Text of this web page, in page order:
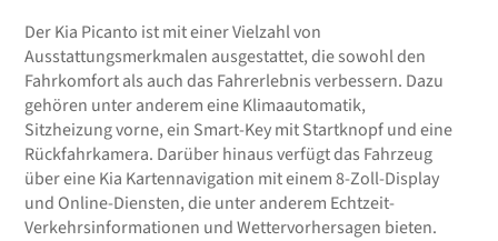
Der Kia Picanto ist mit einer Vielzahl von
Ausstattungsmerkmalen ausgestattet, die sowohl den
Fahrkomfort als auch das Fahrerlebnis verbessern. Dazu
gehören unter anderem eine Klimaautomatik,
Sitzheizung vorne, ein Smart-Key mit Startknopf und eine
Rückfahrkamera. Darüber hinaus verfügt das Fahrzeug
über eine Kia Kartennavigation mit einem 8-Zoll-Display
und Online-Diensten, die unter anderem Echtzeit-
Verkehrsinformationen und Wettervorhersagen bieten.